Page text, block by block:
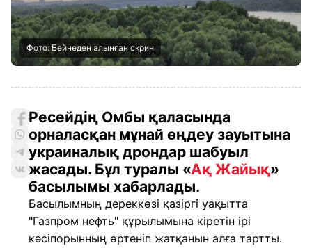
Фото: Бейнеден алынған скрин
Ресейдің Омбы қаласында
орналасқан мұнай өңдеу зауытына
украиналық дрондар шабуыл
жасады. Бұл туралы «Ақ Жайық»
басылымы хабарлады.
Басылымның дереккөзі қазіргі уақытта
"Газпром нефть" құрылымына кіретін ірі
кәсіпорынның өртеніп жатқанын алға тартты.